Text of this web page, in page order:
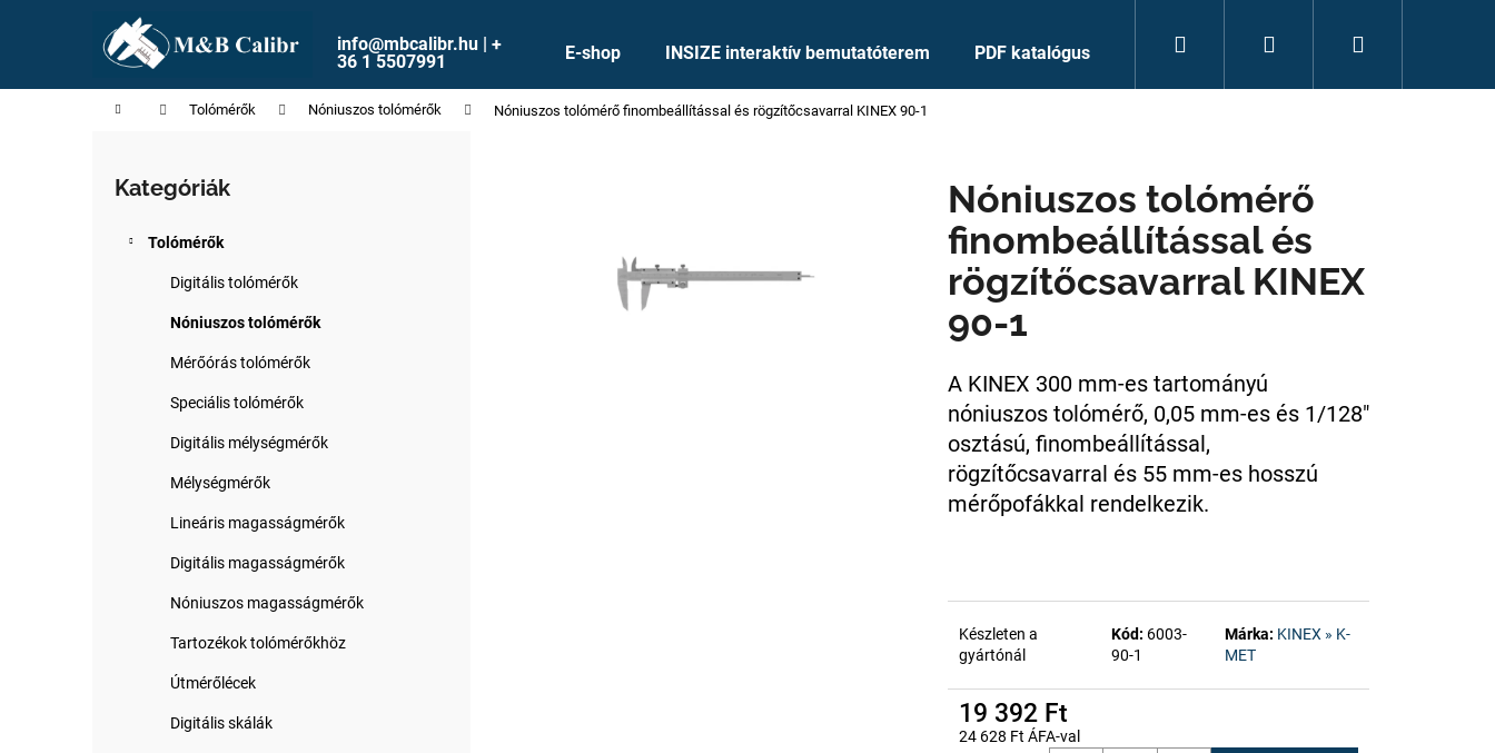
info@mbcalibr.hu | +
36 1 5507991
E-shop INSIZE interaktív bemutatóterem PDF katalógus Keresés Bejelentkezés
KezdőlapTolómérők Nóniuszos tolómérők Nóniuszos tolómérő finombeállítással és rögzítőcsavarral KINEX 90-1
Kategóriák
átugrása
Kategóriák
Tolómérők
Digitális tolómérők
Nóniuszos tolómérők
Mérőórás tolómérők
Speciális tolómérők
Digitális mélységmérők
Mélységmérők
Lineáris magasságmérők
Digitális magasságmérők
Nóniuszos magasságmérők
Tartozékok tolómérőkhöz
Útmérőlécek
Digitális skálák
Nóniuszos tolómérő
finombeállítással és
rögzítőcsavarral KINEX
90-1
A KINEX 300 mm-es tartományú
nóniuszos tolómérő, 0,05 mm-es és 1/128"
osztású, finombeállítással,
rögzítőcsavarral és 55 mm-es hosszú
mérőpofákkal rendelkezik.
Készleten a
gyártónál
Kód: 6003-
90-1
Márka: KINEX » K-
MET
19 392 Ft
24 628 Ft ÁFA-val
á
Vissza
a boltba
Vissza
a boltba
Mit keres?
Ajánljuk